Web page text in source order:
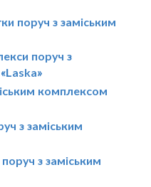
поруч з заміським
поруч з
комплексом
з заміським
з заміським